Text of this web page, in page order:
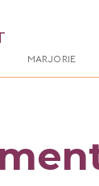
MARJORIE